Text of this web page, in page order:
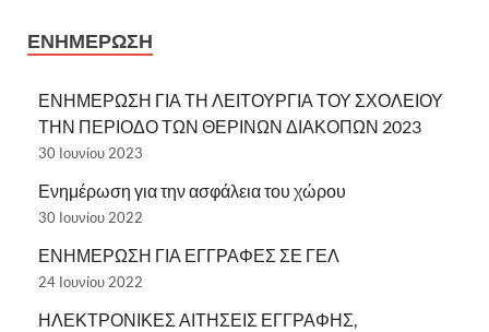
ΕΝΗΜΕΡΩΣΗ
ΕΝΗΜΕΡΩΣΗ ΓΙΑ ΤΗ ΛΕΙΤΟΥΡΓΙΑ ΤΟΥ ΣΧΟΛΕΙΟΥ
ΤΗΝ ΠΕΡΙΟΔΟ ΤΩΝ ΘΕΡΙΝΩΝ ΔΙΑΚΟΠΩΝ 2023
30 Ιουνίου 2023
Ενημέρωση για την ασφάλεια του χώρου
30 Ιουνίου 2022
ΕΝΗΜΕΡΩΣΗ ΓΙΑ ΕΓΓΡΑΦΕΣ ΣΕ ΓΕΛ
24 Ιουνίου 2022
ΗΛΕΚΤΡΟΝΙΚΕΣ ΑΙΤΗΣΕΙΣ ΕΓΓΡΑΦΗΣ,